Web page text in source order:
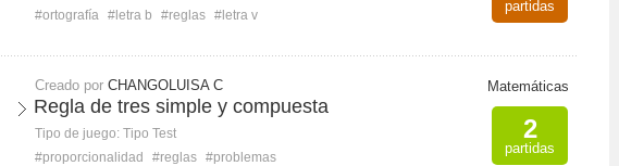
#ortografía #letra b #reglas #letra v
partidas
Creado por CHANGOLUISA C
Regla de tres simple y compuesta
Tipo de juego: Tipo Test
#proporcionalidad
#reglas #problemas
Matemáticas
2
partidas